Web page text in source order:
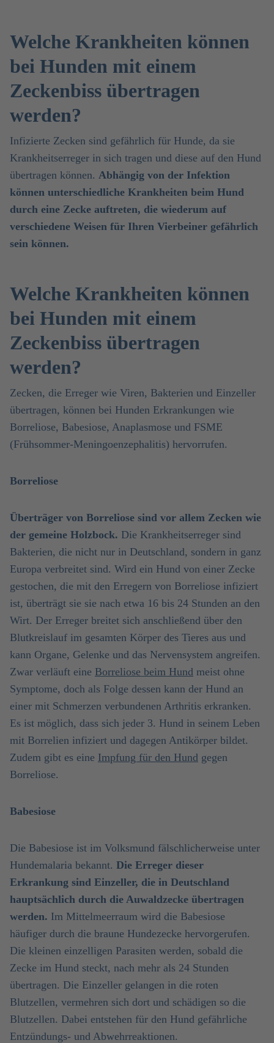
Welche Krankheiten können
bei Hunden mit einem
Zeckenbiss übertragen
werden?
Infizierte Zecken sind gefährlich für Hunde, da sie
Krankheitserreger in sich tragen und diese auf den Hund
übertragen können. Abhängig von der Infektion
können unterschiedliche Krankheiten beim Hund
durch eine Zecke auftreten, die wiederum auf
verschiedene Weisen für Ihren Vierbeiner gefährlich
sein können.
Welche Krankheiten können
bei Hunden mit einem
Zeckenbiss übertragen
werden?
Zecken, die Erreger wie Viren, Bakterien und Einzeller
übertragen, können bei Hunden Erkrankungen wie
Borreliose, Babesiose, Anaplasmose und FSME
(Frühsommer-Meningoenzephalitis) hervorrufen.
Borreliose
Überträger von Borreliose sind vor allem Zecken wie
der gemeine Holzbock. Die Krankheitserreger sind
Bakterien, die nicht nur in Deutschland, sondern in ganz
Europa verbreitet sind. Wird ein Hund von einer Zecke
gestochen, die mit den Erregern von Borreliose infiziert
ist, überträgt sie sie nach etwa 16 bis 24 Stunden an den
Wirt. Der Erreger breitet sich anschließend über den
Blutkreislauf im gesamten Körper des Tieres aus und
kann Organe, Gelenke und das Nervensystem angreifen.
Zwar verläuft eine Borreliose beim Hund meist ohne
Symptome, doch als Folge dessen kann der Hund an
einer mit Schmerzen verbundenen Arthritis erkranken.
Es ist möglich, dass sich jeder 3. Hund in seinem Leben
mit Borrelien infiziert und dagegen Antikörper bildet.
Zudem gibt es eine Impfung für den Hund gegen
Borreliose.
Babesiose
Die Babesiose ist im Volksmund fälschlicherweise unter
Hundemalaria bekannt. Die Erreger dieser
Erkrankung sind Einzeller, die in Deutschland
hauptsächlich durch die Auwaldzecke übertragen
werden. Im Mittelmeerraum wird die Babesiose
häufiger durch die braune Hundezecke hervorgerufen.
Die kleinen einzelligen Parasiten werden, sobald die
Zecke im Hund steckt, nach mehr als 24 Stunden
übertragen. Die Einzeller gelangen in die roten
Blutzellen, vermehren sich dort und schädigen so die
Blutzellen. Dabei entstehen für den Hund gefährliche
Entzündungs- und Abwehrreaktionen.